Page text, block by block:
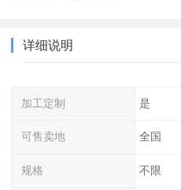
详细说明
加工定制 是
可售卖地 全国
规格 不限